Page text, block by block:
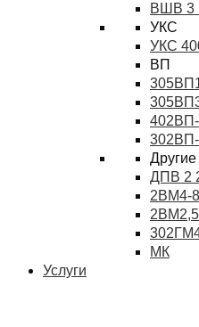
ВШВ 3
УКС
УКС
ВП
ДПВ 2
2ВМ4-
МК
Услуги